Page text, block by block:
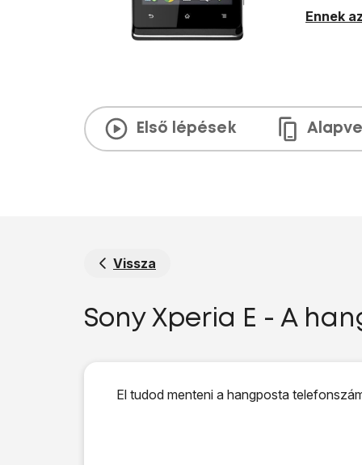
Ennek
Első lépések
Vissza
Sony Xperia E - A
El tudod menteni a hangposta